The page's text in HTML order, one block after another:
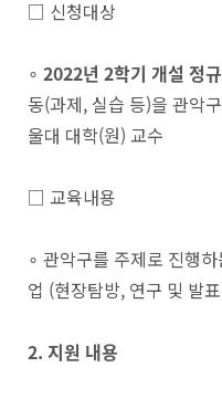
□ 신청대상
∘ 2022년 2학기 개설 정
동(과제, 실습 등)을 관악
울대 대학(원) 교수
□ 교육내용
∘ 관악구를 주제로 진행
업 (현장탐방, 연구 및 발
2. 지원 내용